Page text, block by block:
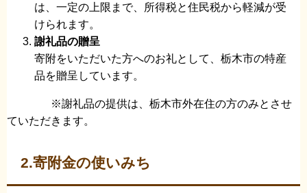
は、一定の上限まで、所得税と住民税から軽減が受
けられます。
謝礼品の贈呈
寄附をいただいた方へのお礼として、栃木市の特産
品を贈呈しています。
※謝礼品の提供は、栃木市外在住の方のみとさせ
ていただきます。
2.寄附金の使いみち